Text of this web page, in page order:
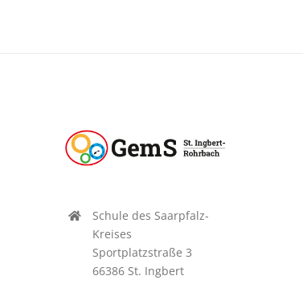
Schule des Saarpfalz-
Kreises
Sportplatzstraße 3
66386 St. Ingbert